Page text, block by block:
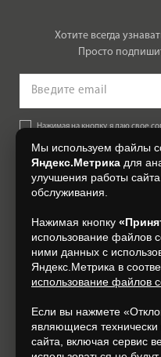
Хотите всегда
Просто
Нажимая на кнопку, я даю свое
Согласии на обработку
+7
Мы используем файлы
Яндекс.Метрика для
улучшения работы
обслуживания.
Нажимая кнопку
использование файлов
ними данных с
Яндекс.Метрика в
использование файлов
Если вы нажмете
являющиеся
сайта, включая сервис